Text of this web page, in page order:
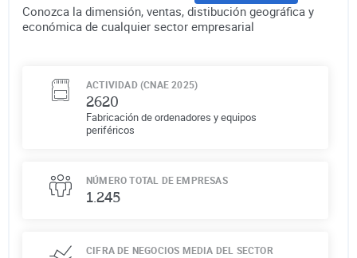
Conozca la dimensión, ventas, distibución geográfica y
económica de cualquier sector empresarial
ACTIVIDAD (CNAE 2025)
2620
Fabricación de ordenadores y equipos
periféricos
NÚMERO TOTAL DE EMPRESAS
1.245
CIFRA DE NEGOCIOS MEDIA DEL SECTOR